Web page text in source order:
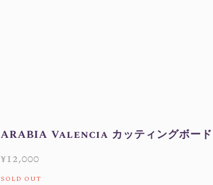
ARABIA Valencia カッティングボード
¥12,000
SOLD OUT